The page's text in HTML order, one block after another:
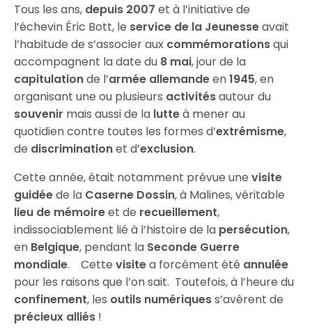
Tous les ans, depuis 2007 et à l’initiative de
l’échevin Éric Bott, le service de la Jeunesseavait
l’habitude de s’associer aux commémorationsqui
accompagnent la date du 8 mai, jour de la
capitulationde l’armée allemandeen1945, en
organisant une ou plusieurs activitésautour du
souvenir mais aussi de la lutteà mener au
quotidien contre toutes les formes d’extrémisme,
de discriminationet d’exclusion.
Cette année, était notamment prévue unevisite
guidéede la Caserne Dossin, à Malines, véritable
lieu de mémoireet de recueillement,
indissociablement lié à l’histoire de la persécution,
en Belgique, pendant la Seconde Guerre
mondiale. Cettevisitea forcément été annulée
pour les raisons que l’on sait. Toutefois, à l’heure du
confinement, les outils numériquess’avèrent de
précieux alliés !